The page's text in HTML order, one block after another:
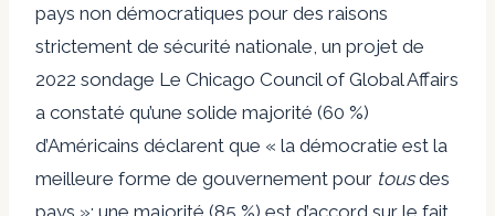
pays non démocratiques pour des raisons
strictement de sécurité nationale, un projet de
2022 sondage Le Chicago Council of Global Affairs
a constaté qu’une solide majorité (60 %)
d’Américains déclarent que « la démocratie est la
meilleure forme de gouvernement pour tousdes
pays »; une majorité (85 %) est d’accord sur le fait